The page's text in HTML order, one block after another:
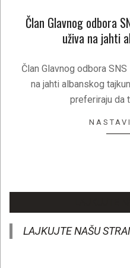
Član Glavnog odbora
uživa na jahti
08-
Član Glavnog odbora
na jahti albanskog
preferiraju da
LAJKUJTE NAŠU